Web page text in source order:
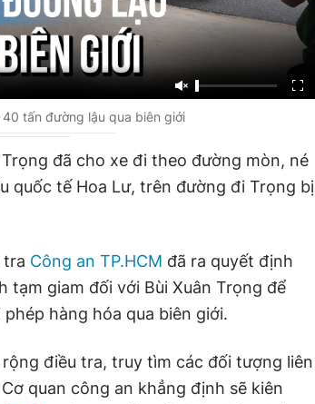
tấn đường lậu qua biên giới
đã cho xe đi theo đường mòn, né
quốc tế Hoa Lư, trên đường đi Trọng bị
tra Công an TP.HCM đã ra quyết định
tạm giam đối với Bùi Xuân Trọng để
hàng hóa qua biên giới.
điều tra, truy tìm các đối tượng liên
quan công an khẳng định sẽ kiên